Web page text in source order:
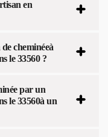
en
cheminéeà
le 33560 ?
par un
le 33560à un